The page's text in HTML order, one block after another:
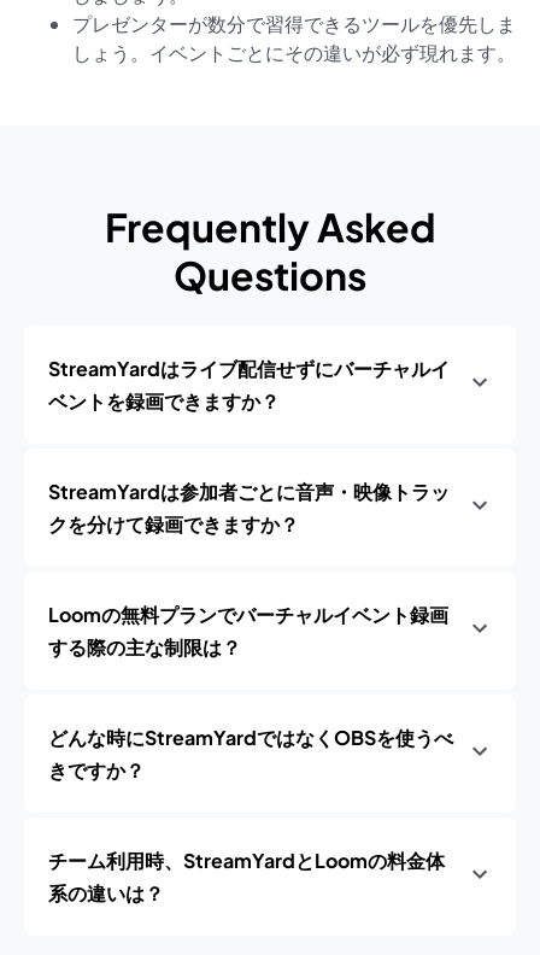
プレゼンターが数分で習得できるツールを優先しま
しょう。イベントごとにその違いが必ず現れます。
Frequently Asked
Questions
StreamYardはライブ配信せずにバーチャルイ
ベントを録画できますか？
StreamYardは参加者ごとに音声・映像トラッ
クを分けて録画できますか？
Loomの無料プランでバーチャルイベント録画
する際の主な制限は？
どんな時にStreamYardではなくOBSを使うべ
きですか？
チーム利用時、StreamYardとLoomの料金体
系の違いは？